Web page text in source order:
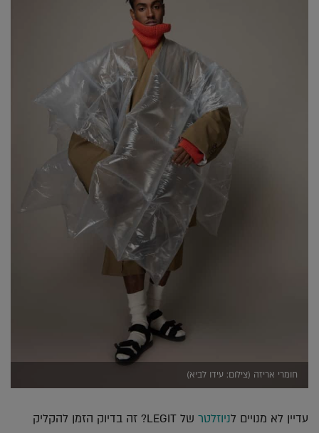
חומרי אריזה (צילום: עידו לביא)
עדיין לא מנויים לניוזלטר של LEGIT? זה בדיוק הזמן להקליק